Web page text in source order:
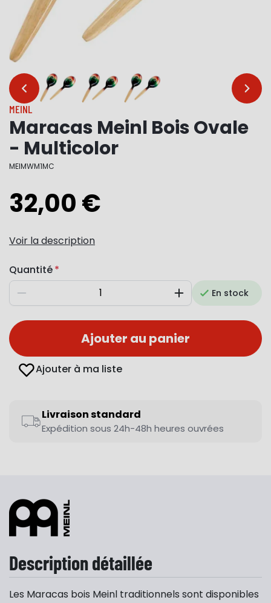
… …
MEINL
Maracas Meinl Bois Ovale
- Multicolor
MEIMWM1MC
32,00 €
Voir la description
Quantité
Diminuer AugmenterEn stock
Ajouter au panier
Ajouter à ma liste
Livraison standard
Expédition sous 24h-48h heures ouvrées
Description détaillée
Les Maracas bois Meinl traditionnels sont disponibles